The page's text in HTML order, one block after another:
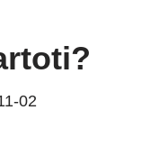
02